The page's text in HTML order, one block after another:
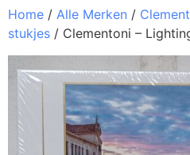
Home / Alle Merken /
stukjes / Clementoni –